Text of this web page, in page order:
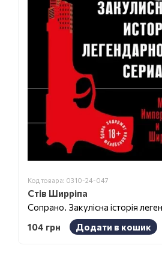
Код товара: 0310-24-047
Стів Ширріпа
104 грн
Додати в кошик